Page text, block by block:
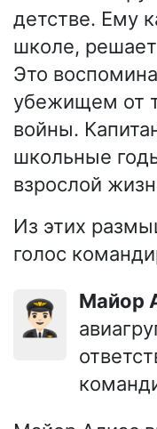
детстве. Ему
школе,
Это
убежищем от
войны.
школьные
взрослой
Из этих
голос
👨🏻‍✈️ Майор